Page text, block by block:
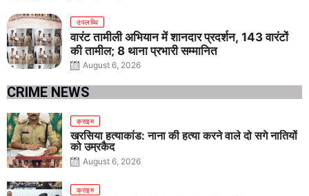
उपलब्धि
वारंट तामीली अभियान में शानदार प्रदर्शन, 143 वारंटों
की तामील; 8 थाना प्रभारी सम्मानित
August 6, 2026
CRIME NEWS
क्राइम
खरसिया हत्याकांड: नाना की हत्या करने वाले दो सगे नातियों
को उम्रकैद
August 6, 2026
क्राइम